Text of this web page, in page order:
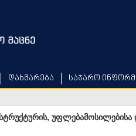
დახმარება საჯარო
უფლებამოსილებისა